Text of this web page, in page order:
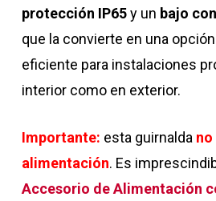
protección IP65y un bajo
que la convierte en una
eficiente para instalaciones
interior como en exterior.
Importante: esta guirnalda
alimentación. Es
Accesorio de Alimentación